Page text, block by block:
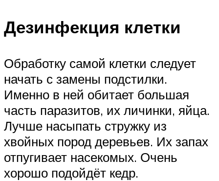
Дезинфекция клетки
Обработку самой клетки следует
начать с замены подстилки.
Именно в ней обитает большая
часть паразитов, их личинки, яйца.
Лучше насыпать стружку из
хвойных пород деревьев. Их запах
отпугивает насекомых. Очень
хорошо подойдёт кедр.